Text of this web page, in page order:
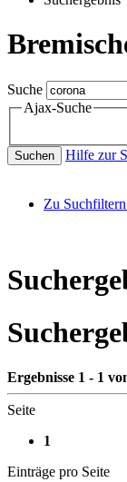
Suche
Ajax-Suche
Suchen Hilfe zur
Zu
Ergebnisse 1 - 1
Seite
1
Einträge pro Seite